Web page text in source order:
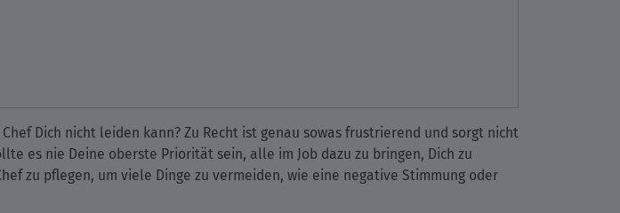
Dich nicht leiden kann? Zu Recht ist genau sowas frustrierend und sorgt nicht
es nie Deine oberste Priorität sein, alle im Job dazu zu bringen, Dich zu
zu pflegen, um viele Dinge zu vermeiden, wie eine negative Stimmung oder